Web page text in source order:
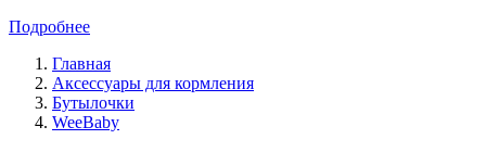
Подробнее
Главная
Аксессуары для кормления
Бутылочки
WeeBaby